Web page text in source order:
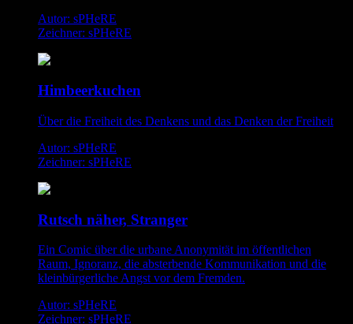
Autor: sPHeRE
Zeichner: sPHeRE
Himbeerkuchen
Über die Freiheit des Denkens und das Denken der Freiheit
Autor: sPHeRE
Zeichner: sPHeRE
Rutsch näher, Stranger
Ein Comic über die urbane Anonymität im öffentlichen
Raum, Ignoranz, die absterbende Kommunikation und die
kleinbürgerliche Angst vor dem Fremden.
Autor: sPHeRE
Zeichner: sPHeRE